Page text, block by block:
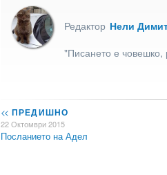
Редактор Нели
"Писането е човешко,
<< ПРЕДИШНО
22 Октомври 2015
Посланието на Адел